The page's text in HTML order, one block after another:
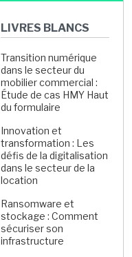
LIVRES BLANCS
Transition numérique
dans le secteur du
mobilier commercial :
Étude de cas HMY Haut
du formulaire
Innovation et
transformation : Les
défis de la digitalisation
dans le secteur de la
location
Ransomware et
stockage : Comment
sécuriser son
infrastructure